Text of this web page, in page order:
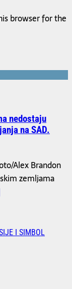
browser for the
nedostaju
na SAD.
Alex Brandon
zemljama
I SIMBOL